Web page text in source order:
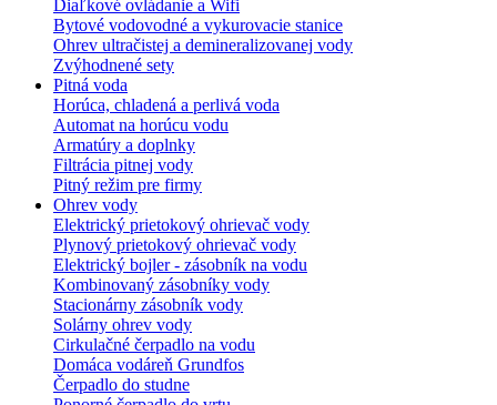
Diaľkové ovládanie a Wifi
Bytové vodovodné a vykurovacie stanice
Ohrev ultračistej a demineralizovanej vody
Zvýhodnené sety
Pitná voda
Horúca, chladená a perlivá voda
Automat na horúcu vodu
Armatúry a doplnky
Filtrácia pitnej vody
Pitný režim pre firmy
Ohrev vody
Elektrický prietokový ohrievač vody
Plynový prietokový ohrievač vody
Elektrický bojler - zásobník na vodu
Kombinovaný zásobníky vody
Stacionárny zásobník vody
Solárny ohrev vody
Cirkulačné čerpadlo na vodu
Domáca vodáreň Grundfos
Čerpadlo do studne